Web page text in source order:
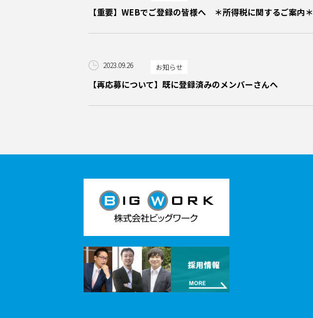
【重要】WEBでご登録の皆様へ ＊所得税に関するご案内＊
2023.09.26 お知らせ
【再応募について】既に登録済みのメンバーさんへ